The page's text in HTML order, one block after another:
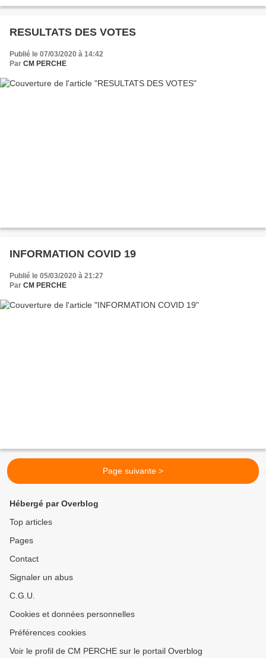
RESULTATS DES VOTES
Publié le 07/03/2020 à 14:42
Par CM PERCHE
INFORMATION COVID 19
Publié le 05/03/2020 à 21:27
Par CM PERCHE
Page suivante >
Hébergé par Overblog
Top articles
Pages
Contact
Signaler un abus
C.G.U.
Cookies et données personnelles
Préférences cookies
Voir le profil de CM PERCHE sur le portail Overblog